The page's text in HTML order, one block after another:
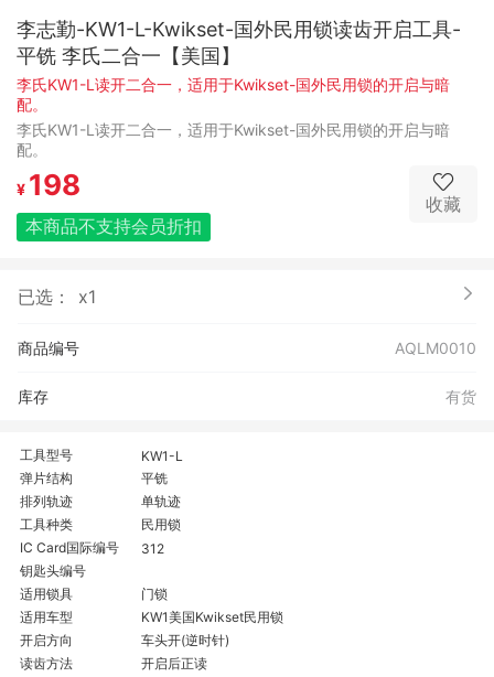
李志勤-KW1-L-Kwikset-国外民用锁读齿开启工具-
平铣 李氏二合一【美国】
李氏KW1-L读开二合一，适用于Kwikset-国外民用锁的开启与暗
配。
李氏KW1-L读开二合一，适用于Kwikset-国外民用锁的开启与暗
配。
¥ 198
收藏
本商品不支持会员折扣
已选： x1
商品编号 AQLM0010
库存 有货
工具型号
KW1-L
弹片结构
平铣
排列轨迹
单轨迹
工具种类
民用锁
IC Card国际编号
312
钥匙头编号
适用锁具
门锁
适用车型
KW1美国Kwikset民用锁
开启方向
车头开(逆时针)
读齿方法
开启后正读